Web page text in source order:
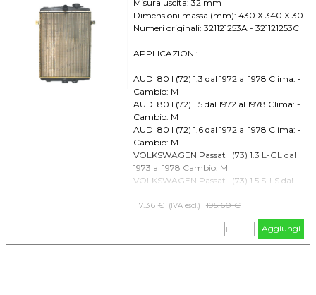
Misura uscita: 32 mm
Dimensioni massa (mm): 430 X 340 X 30
Numeri originali: 321121253A - 321121253C
APPLICAZIONI:
AUDI 80 I (72) 1.3 dal 1972 al 1978 Clima: -
Cambio: M
AUDI 80 I (72) 1.5 dal 1972 al 1978 Clima: -
Cambio: M
AUDI 80 I (72) 1.6 dal 1972 al 1978 Clima: -
Cambio: M
VOLKSWAGEN Passat I (73) 1.3 L-GL dal
1973 al 1978 Cambio: M
VOLKSWAGEN Passat I (73) 1.5 S-LS dal
VOLKSWAGEN Passat I (73) 1.6 S-LS-GLS
117.36 € (IVA escl.) Prezzo senza sconto
195.60 €
Aggiungi